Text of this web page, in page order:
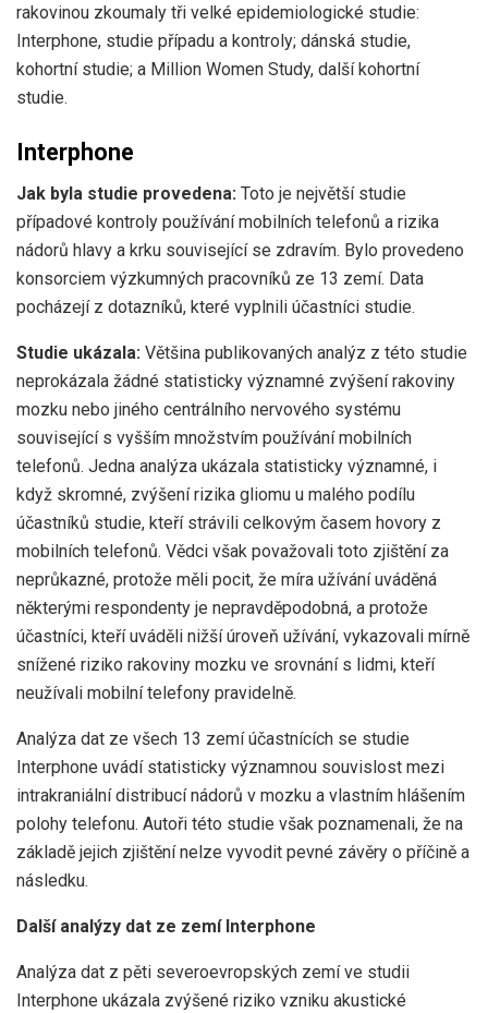
rakovinou zkoumaly tři velké epidemiologické studie:
Interphone, studie případu a kontroly; dánská studie,
kohortní studie; a Million Women Study, další kohortní
studie.
Interphone
Jak byla studie provedena: Toto je největší studie
případové kontroly používání mobilních telefonů a rizika
nádorů hlavy a krku související se zdravím. Bylo provedeno
konsorciem výzkumných pracovníků ze 13 zemí. Data
pocházejí z dotazníků, které vyplnili účastníci studie.
Studie ukázala: Většina publikovaných analýz z této studie
neprokázala žádné statisticky významné zvýšení rakoviny
mozku nebo jiného centrálního nervového systému
související s vyšším množstvím používání mobilních
telefonů. Jedna analýza ukázala statisticky významné, i
když skromné, zvýšení rizika gliomu u malého podílu
účastníků studie, kteří strávili celkovým časem hovory z
mobilních telefonů. Vědci však považovali toto zjištění za
neprůkazné, protože měli pocit, že míra užívání uváděná
některými respondenty je nepravděpodobná, a protože
účastníci, kteří uváděli nižší úroveň užívání, vykazovali mírně
snížené riziko rakoviny mozku ve srovnání s lidmi, kteří
neužívali mobilní telefony pravidelně.
Analýza dat ze všech 13 zemí účastnících se studie
Interphone uvádí statisticky významnou souvislost mezi
intrakraniální distribucí nádorů v mozku a vlastním hlášením
polohy telefonu. Autoři této studie však poznamenali, že na
základě jejich zjištění nelze vyvodit pevné závěry o příčině a
následku.
Další analýzy dat ze zemí Interphone
Analýza dat z pěti severoevropských zemí ve studii
Interphone ukázala zvýšené riziko vzniku akustické